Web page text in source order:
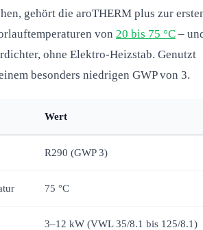
gehört die aroTHERM plus zur
von 20 bis 75 °C –
ohne Elektro-Heizstab. Genutzt
besonders niedrigen GWP von 3.
Wert
R290 (GWP 3)
75 °C
3–12 kW (VWL 35/8.1 bis 125/8.1)